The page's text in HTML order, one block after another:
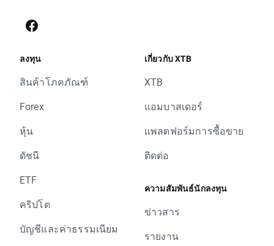
ลงทุน
สินค้าโภคภัณฑ์
Forex
หุ้น
ดัชนี
ETF
คริปโต
บัญชีและค่าธรรมเนียม
เกี่ยวกับ XTB
XTB
แอมบาสเดอร์
แพลตฟอร์มการซื้อขาย
ติดต่อ
ความสัมพันธ์นักลงทุน
ข่าวสาร
รายงาน